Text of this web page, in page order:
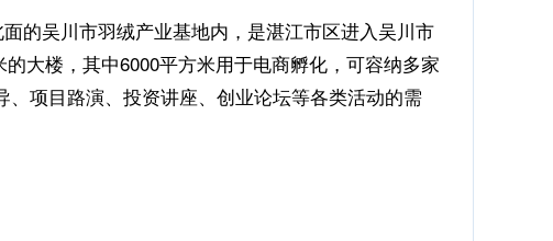
的吴川市羽绒产业基地内，是湛江市区进入吴川市
大楼，其中6000平方米用于电商孵化，可容纳多家
项目路演、投资讲座、创业论坛等各类活动的需